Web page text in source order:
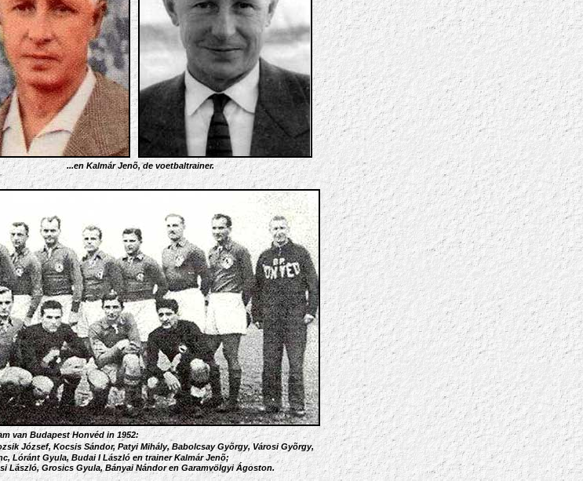
...en Kalmár Jenõ, de voetbaltrainer.
van Budapest Honvéd in 1952:
József, Kocsis Sándor, Patyi Mihály, Babolcsay Gyõrgy, Városi Gyõrgy,
Lóránt Gyula, Budai I László en trainer Kalmár Jenõ;
László, Grosics Gyula, Bányai Nándor en Garamvölgyi Ágoston.